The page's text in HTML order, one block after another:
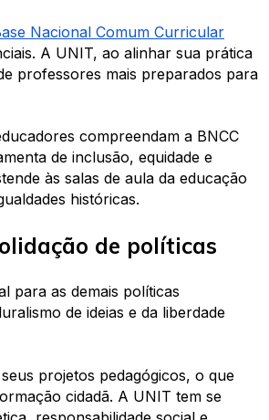
Nacional Comum Curricular
A UNIT, ao alinhar sua prática
professores mais preparados para
compreendam a BNCC
de inclusão, equidade e
às salas de aula da educação
históricas.
de políticas
para as demais políticas
de ideias e da liberdade
projetos pedagógicos, o que
cidadã. A UNIT tem se